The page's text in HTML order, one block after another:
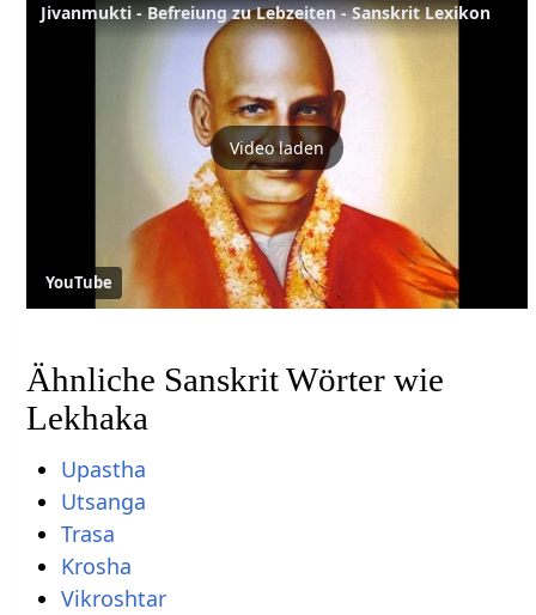
Jivanmukti - Befreiung zu Lebzeiten - Sanskrit Lexikon
Video laden
YouTube
Ähnliche Sanskrit Wörter wie
Lekhaka
Upastha
Utsanga
Trasa
Krosha
Vikroshtar